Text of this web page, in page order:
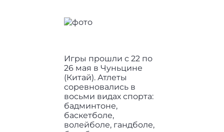
Игры прошли с 22 по
26 мая в Чуньцине
(Китай). Атлеты
соревновались в
восьми видах спорта:
бадминтоне,
баскетболе,
волейболе, гандболе,